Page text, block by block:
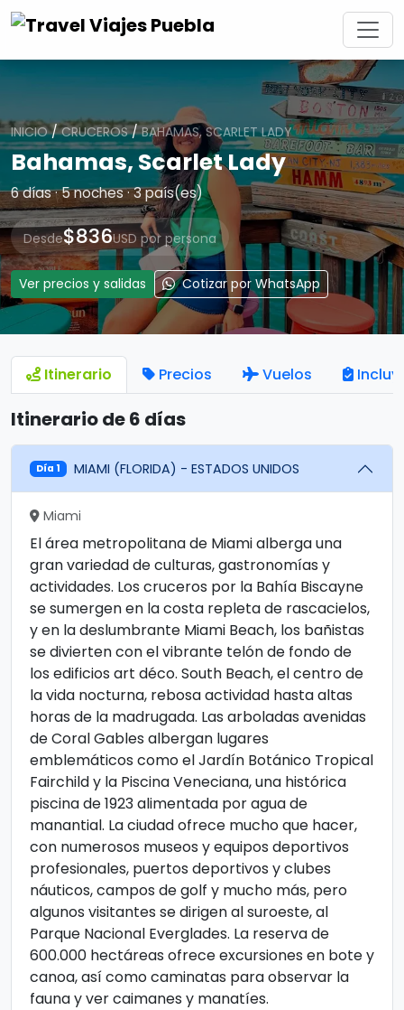
INICIO/CRUCEROS/BAHAMAS, SCARLET LADY
Bahamas, Scarlet Lady
6 días · 5 noches · 3 país(es)
Desde$836USD por persona
Ver precios y salidas Cotizar por WhatsApp
Itinerario Precios Vuelos
Itinerario de 6 días
Día 1 MIAMI (FLORIDA) - ESTADOS UNIDOS
Miami
El área metropolitana de Miami alberga una
gran variedad de culturas, gastronomías y
actividades. Los cruceros por la Bahía Biscayne
se sumergen en la costa repleta de rascacielos,
y en la deslumbrante Miami Beach, los bañistas
se divierten con el vibrante telón de fondo de
los edificios art déco. South Beach, el centro de
la vida nocturna, rebosa actividad hasta altas
horas de la madrugada. Las arboladas avenidas
de Coral Gables albergan lugares
emblemáticos como el Jardín Botánico Tropical
Fairchild y la Piscina Veneciana, una histórica
piscina de 1923 alimentada por agua de
manantial. La ciudad ofrece mucho que hacer,
con numerosos museos y equipos deportivos
profesionales, puertos deportivos y clubes
náuticos, campos de golf y mucho más, pero
algunos visitantes se dirigen al suroeste, al
Parque Nacional Everglades. La reserva de
600.000 hectáreas ofrece excursiones en bote y
canoa, así como caminatas para observar la
fauna y ver caimanes y manatíes.